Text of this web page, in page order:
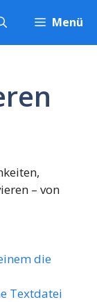
Menü
– von
die
Textdatei